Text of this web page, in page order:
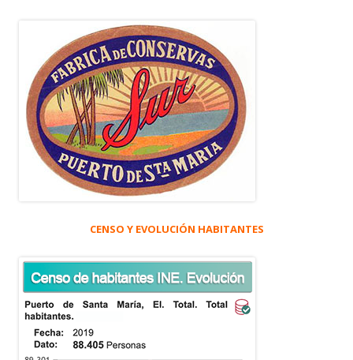
CENSO Y EVOLUCIÓN HABITANTES